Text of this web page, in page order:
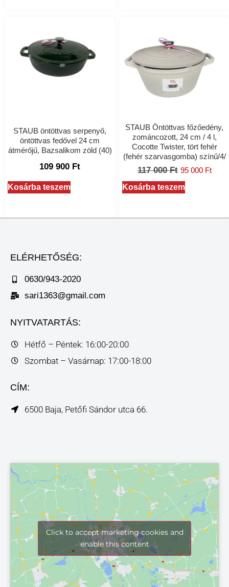
STAUB öntöttvas serpenyő,
öntöttvas fedővel 24 cm
átmérőjű, Bazsalikom zöld (40)
109 900 Ft
Kosárba teszem
STAUB Öntöttvas főzőedény,
zománcozott, 24 cm / 4 l,
Cocotte Twister, tört fehér
(fehér szarvasgomba) színű/4/
117 000Ft 95 000 Ft
Kosárba teszem
ELÉRHETŐSÉG:
0630/943-2020
sari1363@gmail.com
NYITVATARTÁS:
Hétfő – Péntek: 16:00-20:00
Szombat – Vasárnap: 17:00-18:00
CÍM:
6500 Baja, Petőfi Sándor utca 66.
Click to accept marketing cookies and
enable this content